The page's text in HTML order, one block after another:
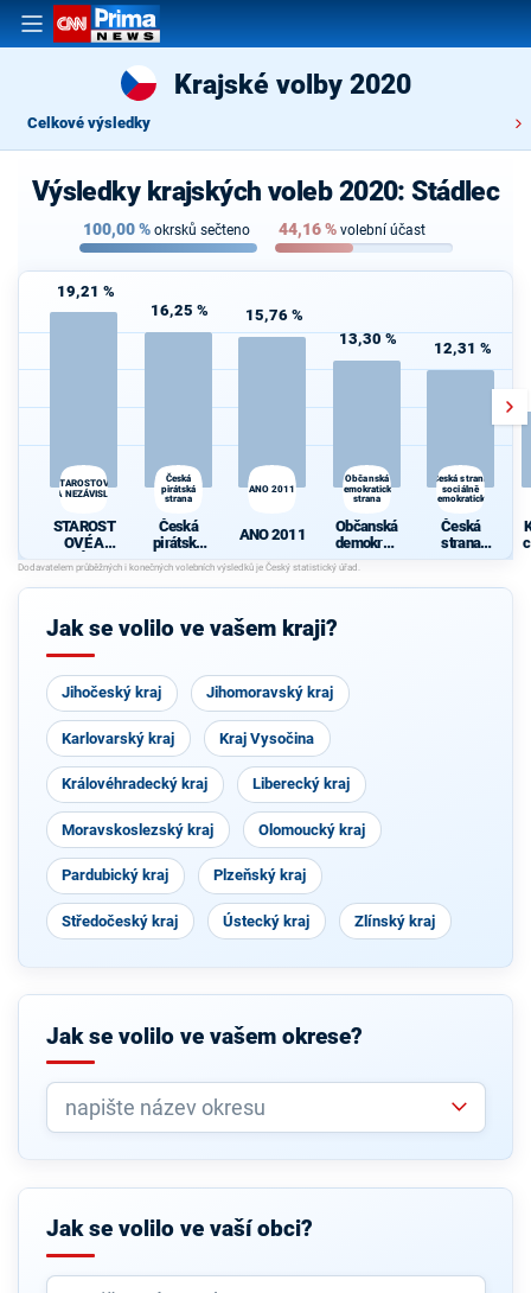
Krajské volby 2020
Celkové výsledky
Výsledky krajských voleb 2020: Stádlec
100,00% okrsků sečteno 44,16% volební účast
19,21 %
STAROSTOVÉ
A NEZÁVISLÍ
STAROST
OVÉ A
NEZÁVISL
Í
16,25 %
Česká
pirátská
strana
Česká
pirátská
strana
15,76 %
ANO 2011
ANO 2011
13,30 %
Občanská
demokratická
strana
Občanská
demokrati
cká strana
12,31 %
Česká strana
sociálně
demokratická
Česká
strana
sociálně
cká
Jak se volilo ve vašem kraji?
Jihočeský kraj Jihomoravský kraj
Karlovarský kraj Kraj Vysočina
Královéhradecký kraj Liberecký kraj
Moravskoslezský kraj Olomoucký kraj
Pardubický kraj Plzeňský kraj
Středočeský kraj Ústecký kraj Zlínský kraj
Jak se volilo ve vašem okrese?
Jak se volilo ve vaší obci?